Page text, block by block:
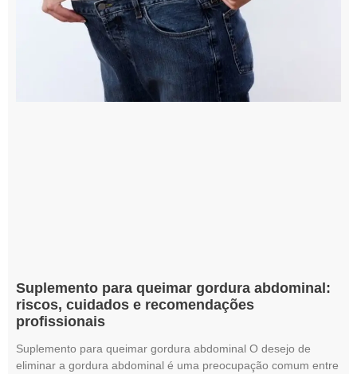
Suplemento para queimar gordura abdominal:
riscos, cuidados e recomendações
profissionais
Suplemento para queimar gordura abdominal O desejo de
eliminar a gordura abdominal é uma preocupação comum entre